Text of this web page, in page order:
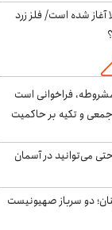
آغاز شده است/ فلز زرد
فراخوانی است
و تکیه بر حاکمیت
می‌توانید در آسمان
دو سرباز صهیونیست